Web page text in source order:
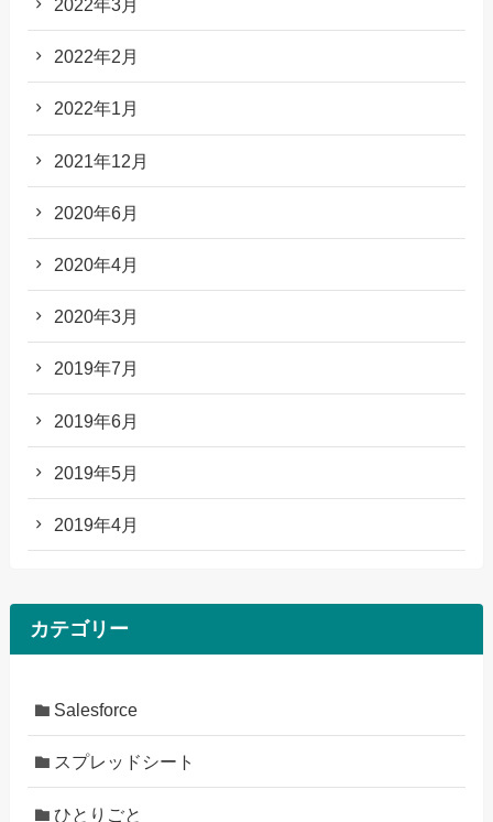
2022年3月
2022年2月
2022年1月
2021年12月
2020年6月
2020年4月
2020年3月
2019年7月
2019年6月
2019年5月
2019年4月
カテゴリー
Salesforce
スプレッドシート
ひとりごと